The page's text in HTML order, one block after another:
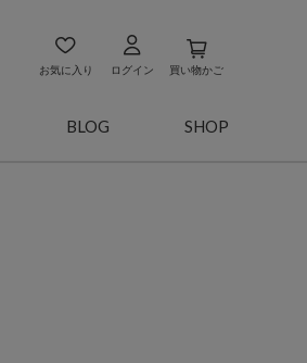
お気に入り ログイン 買い物かご
BLOG SHOP